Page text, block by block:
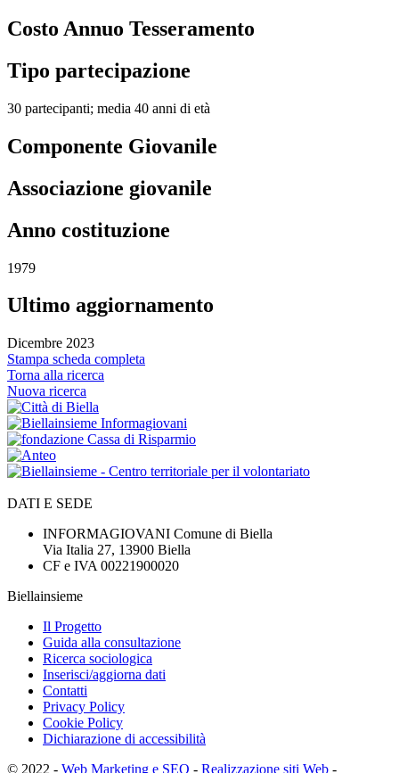
Costo Annuo Tesseramento
Tipo partecipazione
30 partecipanti; media 40 anni di età
Componente Giovanile
Associazione giovanile
Anno costituzione
1979
Ultimo aggiornamento
Dicembre 2023
Stampa scheda completa
Torna alla ricerca
Nuova ricerca
DATI E SEDE
INFORMAGIOVANI Comune di Biella
Via Italia 27, 13900 Biella
CF e IVA 00221900020
Biellainsieme
Il Progetto
Guida alla consultazione
Ricerca sociologica
Inserisci/aggiorna dati
Contatti
Privacy Policy
Cookie Policy
Dichiarazione di accessibilità
© 2022 - Web Marketing e SEO - Realizzazione siti Web -